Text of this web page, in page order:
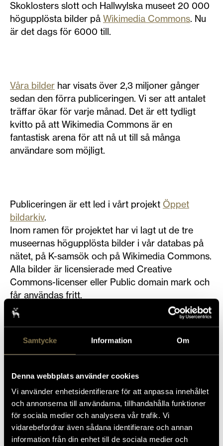
Samtycke Information Om
Denna webbplats använder cookies
Vi använder enhetsidentifierare för att anpassa innehållet
och annonserna till användarna, tillhandahålla funktioner
för sociala medier och analysera vår trafik. Vi
vidarebefordrar även sådana identifierare och annan
information från din enhet till de sociala medier och
Skoklosters slott och Hallwylska museet 20 000
högupplösta bilder på Wikimedia Commons. Nu
är det dags för 6000 till.
Våra bilder har visats över 2,3 miljoner gånger
sedan den förra publiceringen. Vi ser att antalet
träffar ökar för varje månad. Det är ett tydligt
kvitto på att Wikimedia Commons är en
fantastisk arena för att nå ut till så många
användare som möjligt.
Publiceringen är ett led i vårt projekt Öppet
bildarkiv.
Inom ramen för projektet har vi lagt ut de tre
museernas högupplösta bilder i vår databas på
nätet, på K-samsök och på Wikimedia Commons.
Alla bilder är licensierade med Creative
Commons-licenser eller Public domain mark och
får användas fritt.
MUSE Award, i klassen Open. Motiveringen var
att våra insatser legitimerar andra museers
arbete med att öppna sina samlingar samt att vi
ökar potentialen för allmänhetens användande av
samlingarna.